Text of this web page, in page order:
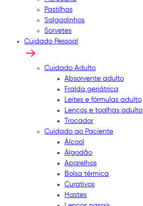
Pastilhas
Salgadinhos
Sorvetes
Cuidado Pessoal
Cuidado Adulto
Absorvente adulto
Fralda geriátrica
Leites e fórmulas adulto
Lenços e toalhas adulto
Trocador
Cuidado ao Paciente
Álcool
Algodão
Aparelhos
Bolsa térmica
Curativos
Hastes